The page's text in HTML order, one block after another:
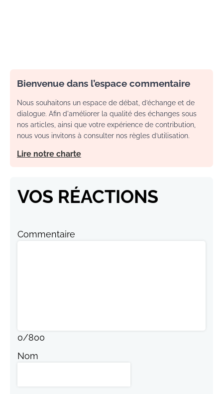
Bienvenue dans l’espace commentaire
Nous souhaitons un espace de débat, d’échange et de
dialogue. Afin d'améliorer la qualité des échanges sous
nos articles, ainsi que votre expérience de contribution,
nous vous invitons à consulter nos règles d’utilisation.
Lire notre charte
VOS RÉACTIONS
Commentaire
0/800
Nom